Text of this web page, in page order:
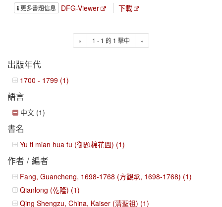
更多書題信息 DFG-Viewer 下載
« 1 - 1 的 1 擊中 »
出版年代
1700 - 1799 (1)
語言
中文 (1)
書名
Yu ti mian hua tu (御題棉花圖) (1)
作者 / 編者
Fang, Guancheng, 1698-1768 (方觀承, 1698-1768) (1)
Qianlong (乾隆) (1)
Qing Shengzu, China, Kaiser (清聖祖) (1)